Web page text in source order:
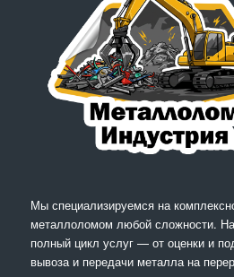
Мы специализируемся на
металлоломом любой сложности.
полный цикл услуг — от оценки и
вывоза и передачи металла на